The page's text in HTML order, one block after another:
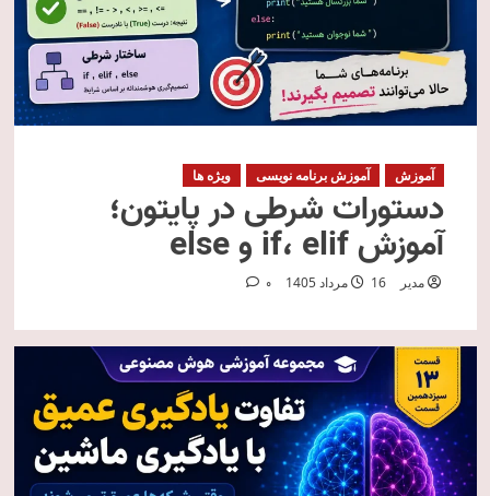
آموزش آموزش برنامه نویسی ویژه ها
دستورات شرطی در پایتون؛
آموزش if، elif و else
مدیر 16 مرداد 1405 0